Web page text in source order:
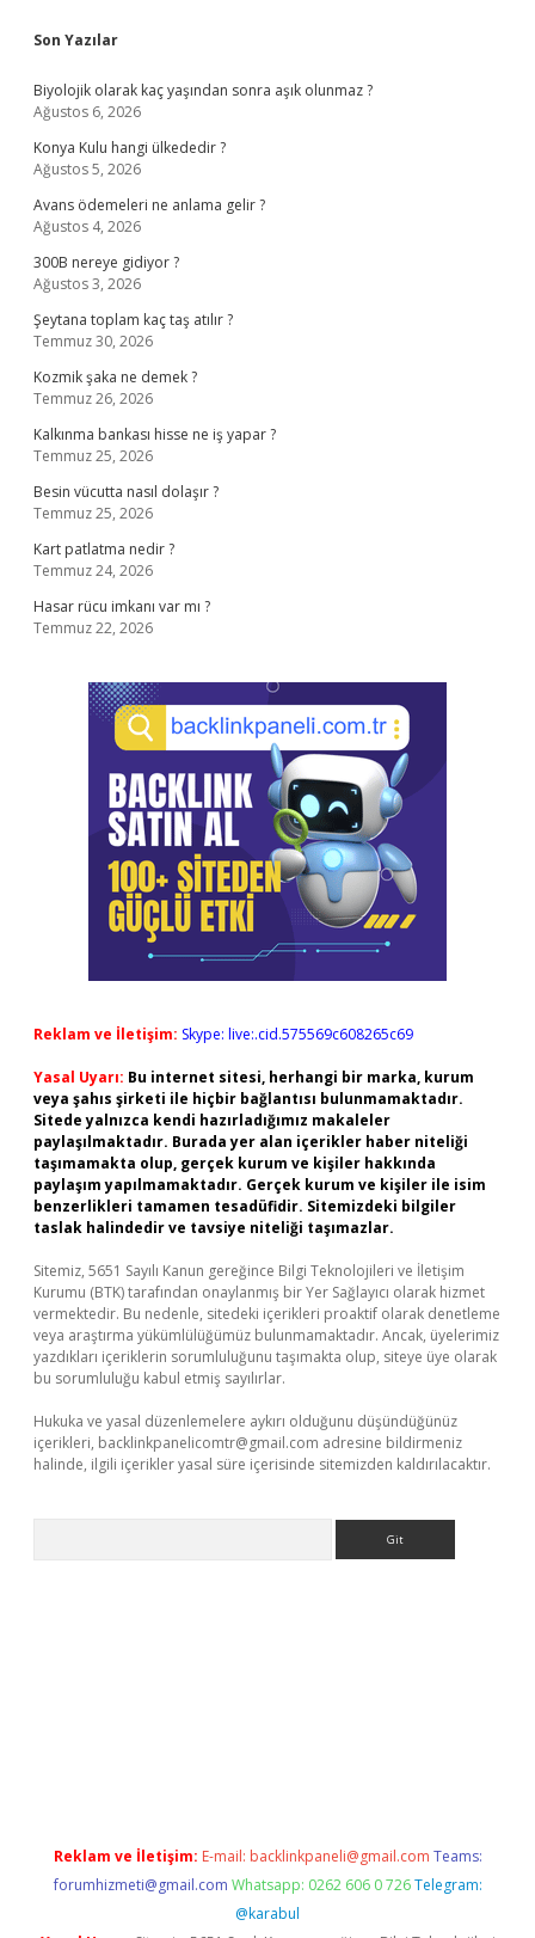
Sidebar
Son Yazılar
Biyolojik olarak kaç yaşından sonra aşık olunmaz ?
Ağustos 6, 2026
Konya Kulu hangi ülkededir ?
Ağustos 5, 2026
Avans ödemeleri ne anlama gelir ?
Ağustos 4, 2026
300B nereye gidiyor ?
Ağustos 3, 2026
Şeytana toplam kaç taş atılır ?
Temmuz 30, 2026
Kozmik şaka ne demek ?
Temmuz 26, 2026
Kalkınma bankası hisse ne iş yapar ?
Temmuz 25, 2026
Besin vücutta nasıl dolaşır ?
Temmuz 25, 2026
Kart patlatma nedir ?
Temmuz 24, 2026
Hasar rücu imkanı var mı ?
Temmuz 22, 2026
Reklam ve İletişim: Skype: live:.cid.575569c608265c69
Yasal Uyarı: Bu internet sitesi, herhangi bir marka, kurum
veya şahıs şirketi ile hiçbir bağlantısı bulunmamaktadır.
Sitede yalnızca kendi hazırladığımız makaleler
paylaşılmaktadır. Burada yer alan içerikler haber niteliği
taşımamakta olup, gerçek kurum ve kişiler hakkında
paylaşım yapılmamaktadır. Gerçek kurum ve kişiler ile isim
benzerlikleri tamamen tesadüfidir. Sitemizdeki bilgiler
taslak halindedir ve tavsiye niteliği taşımazlar.
Sitemiz, 5651 Sayılı Kanun gereğince Bilgi Teknolojileri ve İletişim
Kurumu (BTK) tarafından onaylanmış bir Yer Sağlayıcı olarak hizmet
vermektedir. Bu nedenle, sitedeki içerikleri proaktif olarak denetleme
veya araştırma yükümlülüğümüz bulunmamaktadır. Ancak, üyelerimiz
yazdıkları içeriklerin sorumluluğunu taşımakta olup, siteye üye olarak
bu sorumluluğu kabul etmiş sayılırlar.
Hukuka ve yasal düzenlemelere aykırı olduğunu düşündüğünüz
içerikleri, backlinkpanelicomtr@gmail.com adresine bildirmeniz
halinde, ilgili içerikler yasal süre içerisinde sitemizden kaldırılacaktır.
Reklam ve İletişim: E-mail: backlinkpaneli@gmail.com Teams:
forumhizmeti@gmail.com Whatsapp: 0262 606 0 726 Telegram:
@karabul